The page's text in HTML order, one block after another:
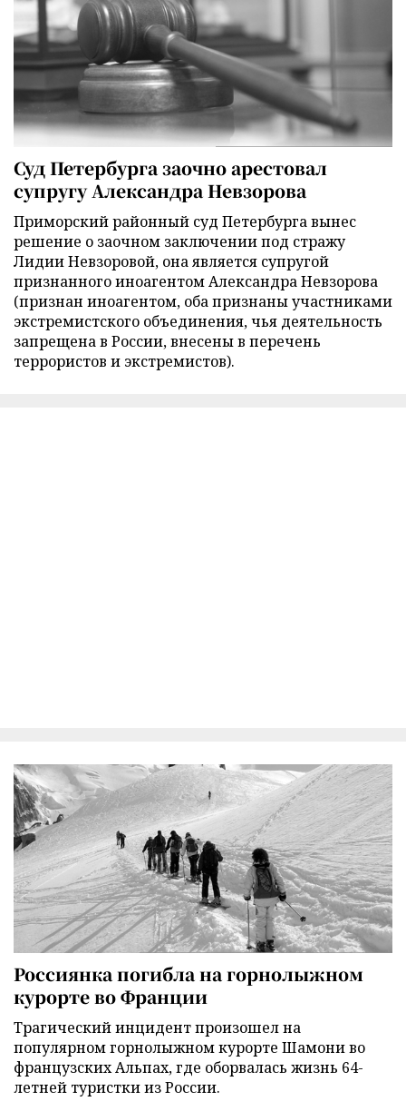
Суд Петербурга заочно арестовал
супругу Александра Невзорова
Приморский районный суд Петербурга вынес
решение о заочном заключении под стражу
Лидии Невзоровой, она является супругой
признанного иноагентом Александра Невзорова
(признан иноагентом, оба признаны участниками
экстремистского объединения, чья деятельность
запрещена в России, внесены в перечень
террористов и экстремистов).
Россиянка погибла на горнолыжном
курорте во Франции
Трагический инцидент произошел на
популярном горнолыжном курорте Шамони во
французских Альпах, где оборвалась жизнь 64-
летней туристки из России.